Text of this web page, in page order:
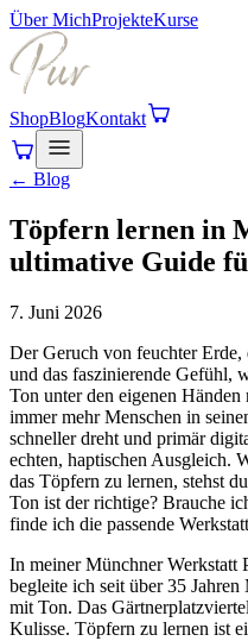
Über MichProjekteKurse
ShopBlogKontakt
← Blog
Töpfern lernen in
ultimative Guide
7. Juni 2026
Der Geruch von feuchter Erde,
und das faszinierende Gefühl,
Ton unter den eigenen
immer mehr Menschen in
schneller dreht und primär
echten, haptischen Ausgleich.
das Töpfern zu lernen, stehst
Ton ist der richtige? Brauche
finde ich die passende
In meiner Münchner Werkstatt
begleite ich seit über 35
mit Ton. Das
Kulisse. Töpfern zu lernen ist